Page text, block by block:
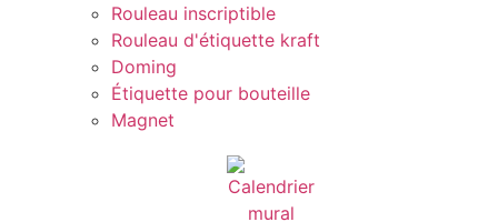
Rouleau inscriptible
Rouleau d'étiquette kraft
Doming
Étiquette pour bouteille
Magnet